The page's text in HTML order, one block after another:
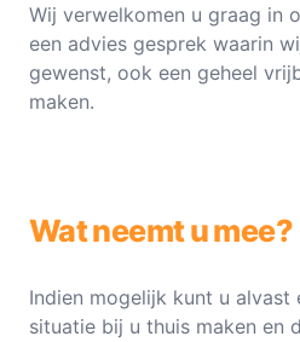
Wij verwelkomen u graag in
een advies gesprek waarin
gewenst, ook een geheel
maken.
Wat neemt u mee?
Indien mogelijk kunt u alvast
situatie bij u thuis maken en